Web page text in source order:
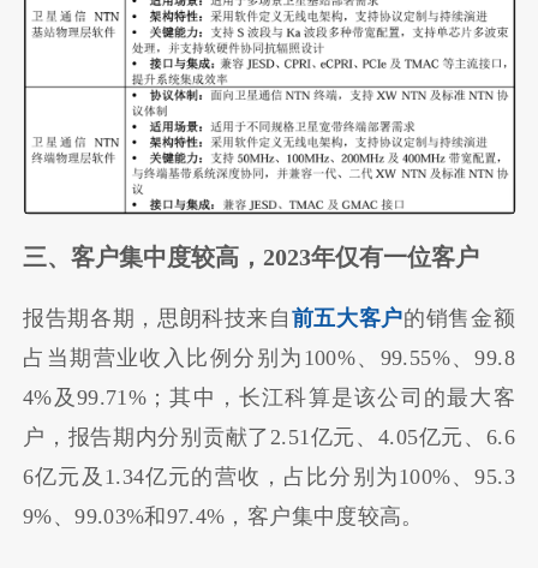
三、客户集中度较高，2023年仅有一位客户
报告期各期，思朗科技来自 前五大客户的销售金额
占当期营业收入比例分别为100%、99.55%、99.8
4%及99.71%；其中，长江科算是该公司的最大客
户，报告期内分别贡献了2.51亿元、4.05亿元、6.6
6亿元及1.34亿元的营收，占比分别为100%、95.3
9%、99.03%和97.4%，客户集中度较高。